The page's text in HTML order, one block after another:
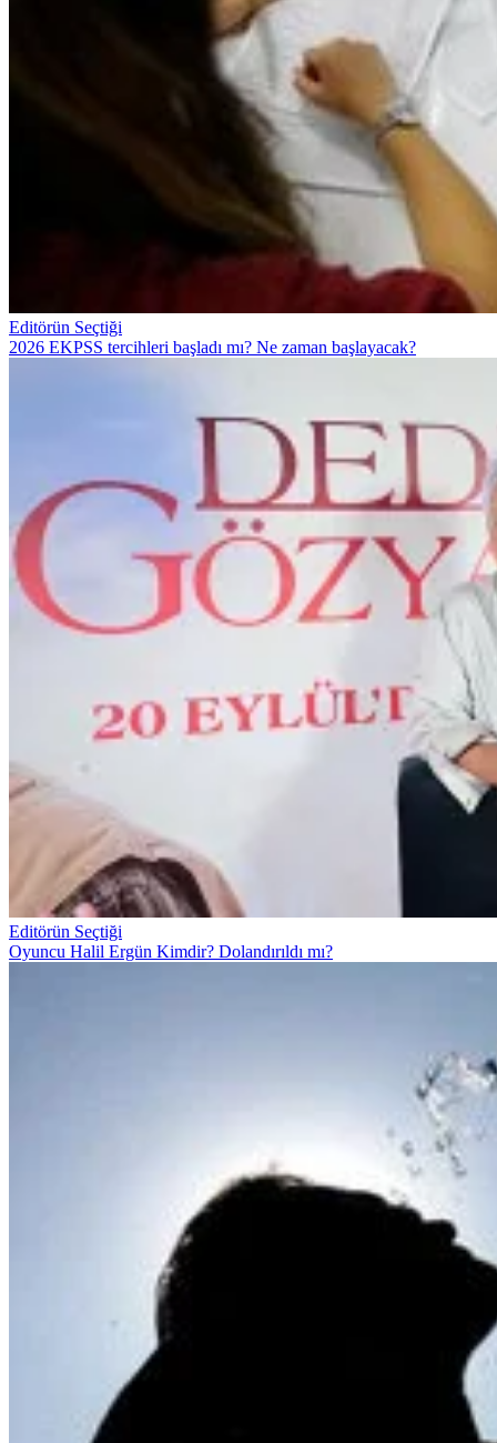
Editörün Seçtiği
2026 EKPSS tercihleri başladı mı? Ne zaman başlayacak?
Editörün Seçtiği
Oyuncu Halil Ergün Kimdir? Dolandırıldı mı?